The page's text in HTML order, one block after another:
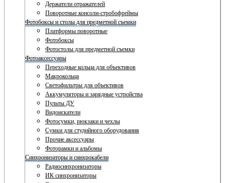
Держатели отражателей
Поворотные консоли-стробофреймы
Фотобоксы и столы для предметной съемки
Платформы поворотные
Фотобоксы
Фотостолы для предметной съемки
Фотоаксессуары
Переходные кольца для объективов
Макрокольца
Светофильтры для объективов
Аккумуляторы и зарядные устройства
Пульты ДУ
Видоискатели
Фотосумки, рюкзаки и чехлы
Сумки для студийного оборудования
Прочие аксессуары
Фоторамки и альбомы
Синхронизаторы и синхрокабели
Радиосинхронизаторы
ИК синхронизаторы